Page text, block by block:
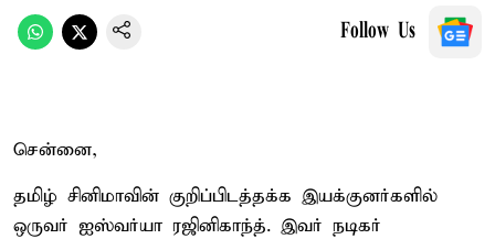
Follow Us
சென்னை,
தமிழ் சினிமாவின் குறிப்பிடத்தக்க இயக்குனர்களில்
ஒருவர் ஐஸ்வர்யா ரஜினிகாந்த். இவர் நடிகர்